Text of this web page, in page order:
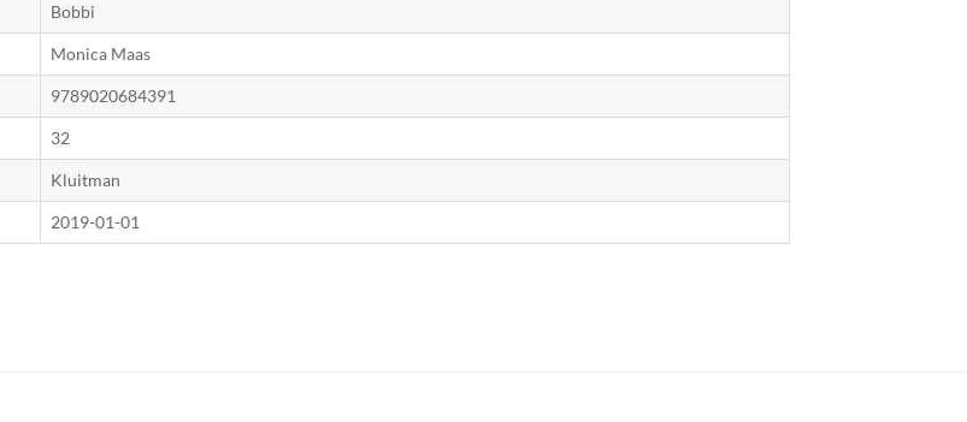
Bobbi
Monica Maas
9789020684391
32
Kluitman
2019-01-01